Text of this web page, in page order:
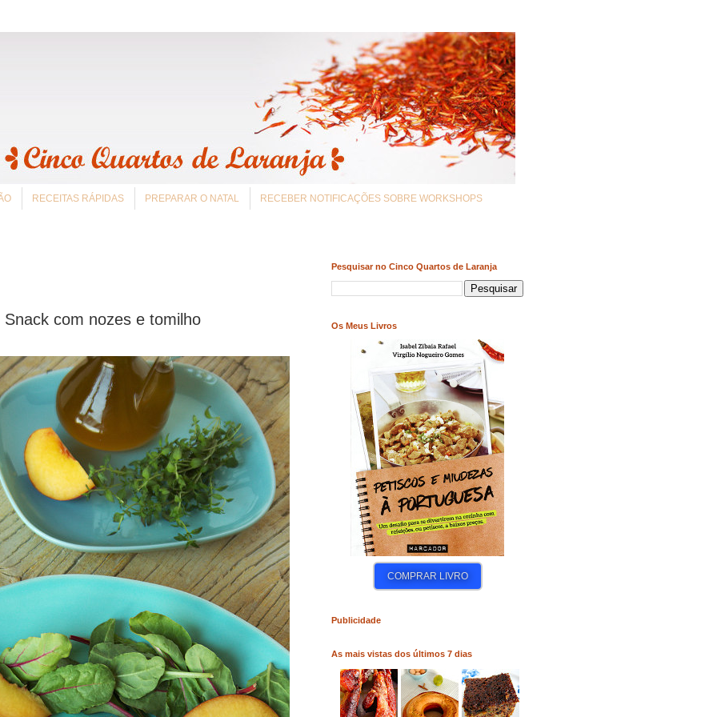
RECEITAS RÁPIDAS PREPARAR O NATAL RECEBER NOTIFICAÇÕES SOBRE WORKSHOPS
com nozes e tomilho
Pesquisar no Cinco Quartos de Laranja
Os Meus Livros
COMPRAR LIVRO COMPRAR LIVRO COMPRAR LIVRO
Publicidade
As mais vistas dos últimos 7 dias